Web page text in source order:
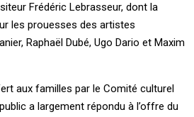
Frédéric Lebrasseur, dont la
les prouesses des artistes
Raphaël Dubé, Ugo Dario et Maxim
aux familles par le Comité culturel
a largement répondu à l’offre du